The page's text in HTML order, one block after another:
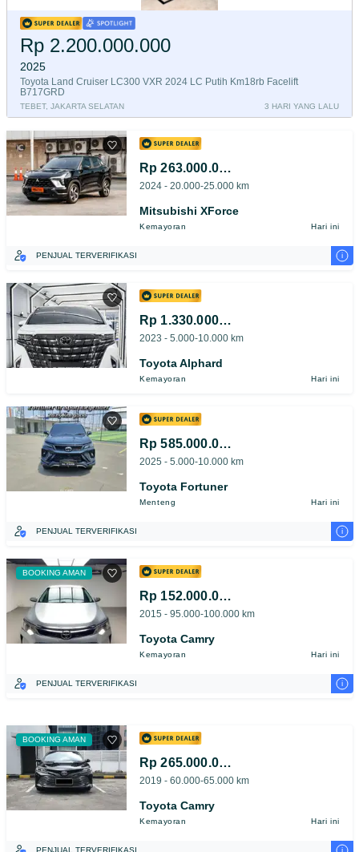
Rp 2.200.000.000
2025
Toyota Land Cruiser LC300 VXR 2024 LC Putih Km18rb Facelift
B717GRD
TEBET, JAKARTA SELATAN 3 HARI YANG LALU
Rp 263.000.000
2024 - 20.000-25.000 km
Mitsubishi XForce
Kemayoran Hari ini
PENJUAL TERVERIFIKASI i
Rp 1.330.000.000
2023 - 5.000-10.000 km
Toyota Alphard
Kemayoran Hari ini
Rp 585.000.000
2025 - 5.000-10.000 km
Toyota Fortuner
Menteng Hari ini
PENJUAL TERVERIFIKASI i
BOOKING AMAN
Rp 152.000.000
2015 - 95.000-100.000 km
Toyota Camry
Kemayoran Hari ini
PENJUAL TERVERIFIKASI i
BOOKING AMAN
Rp 265.000.000
2019 - 60.000-65.000 km
Toyota Camry
Kemayoran Hari ini
PENJUAL TERVERIFIKASI i